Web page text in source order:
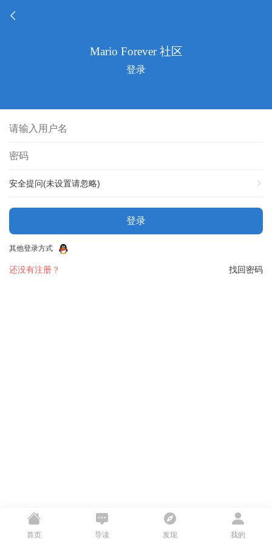
登录
安全提问(未设置请忽略)
登录
其他登录方式
找回密码
还没有注册？
首页 导读 发现 我的